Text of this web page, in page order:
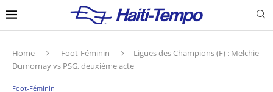
Home Foot-Féminin
Ligues des Champions (F) : Melchie
Dumornay vs PSG, deuxième acte
Foot-Féminin